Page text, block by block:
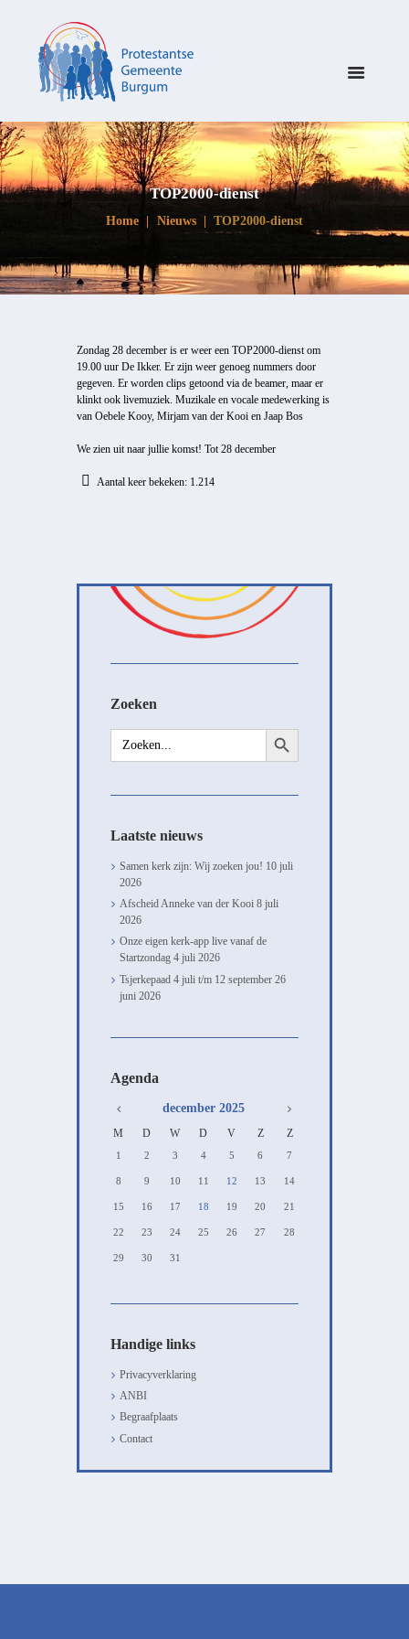
TOP2000-dienst
Home Nieuws TOP2000-dienst
Zondag 28 december is er weer een TOP2000-dienst om
19.00 uur De Ikker. Er zijn weer genoeg nummers door
gegeven. Er worden clips getoond via de beamer, maar er
klinkt ook livemuziek. Muzikale en vocale medewerking is
van Oebele Kooy, Mirjam van der Kooi en Jaap Bos
We zien uit naar jullie komst! Tot 28 december
Aantal keer bekeken: 1.214
Zoeken
Zoek
naar:
Zoekknop
Laatste nieuws
Samen kerk zijn: Wij zoeken jou! 10 juli
2026
Afscheid Anneke van der Kooi 8 juli
2026
Onze eigen kerk-app live vanaf de
Startzondag 4 juli 2026
Tsjerkepaad 4 juli t/m 12 september 26
juni 2026
Agenda
december2025
M D W D V Z Z
1 2 3 4 5 6 7
8 9 10 11 12 13 14
15 16 17 18 19 20 21
22 23 24 25 26 27 28
29 30 31
Handige links
Privacyverklaring
ANBI
Begraafplaats
Contact